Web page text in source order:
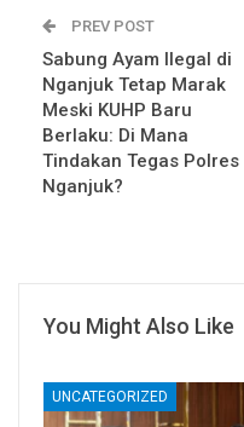
PREV POST
Sabung Ayam Ilegal di
Nganjuk Tetap Marak
Meski KUHP Baru
Berlaku: Di Mana
Tindakan Tegas Polres
Nganjuk?
You Might Also Like
UNCATEGORIZED